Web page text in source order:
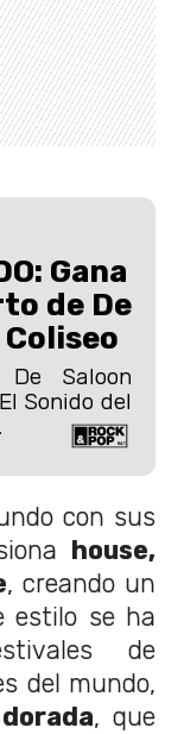
Gana
de De
Saloon
Sonido del
con sus
house,
, creando un
estilo se ha
de
del mundo,
, que